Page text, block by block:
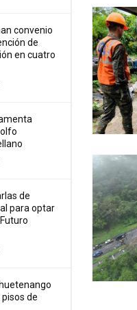
convenio
de
en cuatro
de
para optar
de